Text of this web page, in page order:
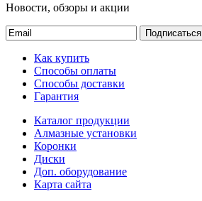
Новости, обзоры и акции
Подписаться
Как купить
Способы оплаты
Способы доставки
Гарантия
Каталог продукции
Алмазные установки
Коронки
Диски
Доп. оборудование
Карта сайта